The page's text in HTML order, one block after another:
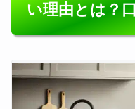
い理由とは？